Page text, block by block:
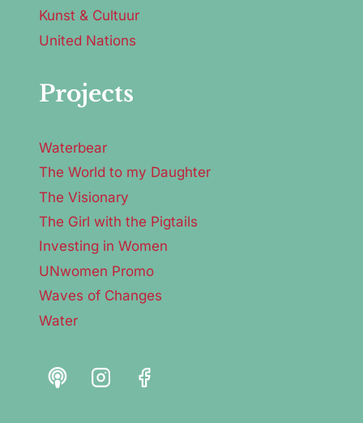
Kunst & Cultuur
United Nations
Projects
Waterbear
The World to my Daughter
The Visionary
The Girl with the Pigtails
Investing in Women
UNwomen Promo
Waves of Changes
Water